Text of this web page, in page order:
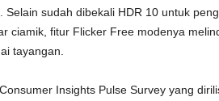
Selain sudah dibekali HDR 10 untuk
ciamik, fitur Flicker Free modenya
tayangan.
Insights Pulse Survey yang